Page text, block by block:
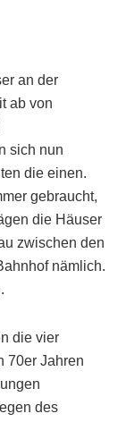
an der
ab von
sich nun
die einen.
gebraucht,
die Häuser
zwischen den
nämlich.
die vier
70er Jahren
des